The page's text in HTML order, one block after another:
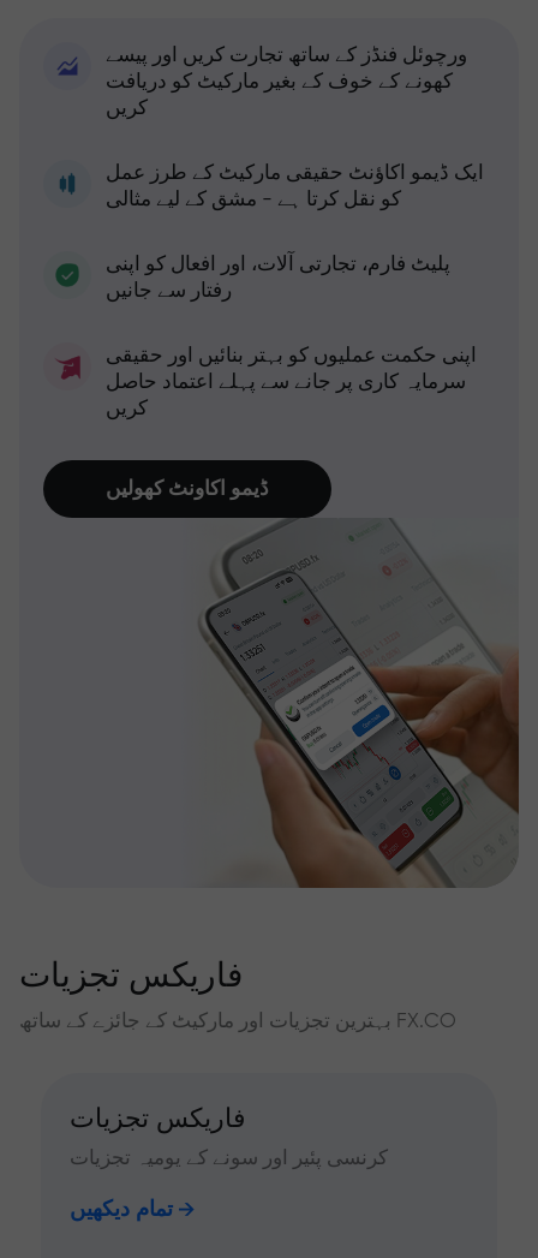
ورچوئل فنڈز کے ساتھ تجارت کریں اور پیسے
کھونے کے خوف کے بغیر مارکیٹ کو دریافت
کریں
ایک ڈیمو اکاؤنٹ حقیقی مارکیٹ کے طرز عمل
کو نقل کرتا ہے - مشق کے لیے مثالی
پلیٹ فارم، تجارتی آلات، اور افعال کو اپنی
رفتار سے جانیں
اپنی حکمت عملیوں کو بہتر بنائیں اور حقیقی
سرمایہ کاری پر جانے سے پہلے اعتماد حاصل
کریں
ڈیمو اکاونٹ کھولیں
فاریکس تجزیات
بہترین تجزیات اور مارکیٹ کے جائزے کے ساتھ FX.CO
فاریکس تجزیات
کرنسی پئیر اور سونے کے یومیہ تجزیات
تمام دیکھیں